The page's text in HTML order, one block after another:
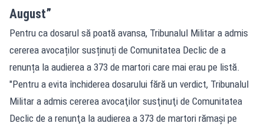
August”
Pentru ca dosarul să poată avansa, Tribunalul Militar a admis
cererea avocaților susținuți de Comunitatea Declic de a
renunța la audierea a 373 de martori care mai erau pe listă.
"Pentru a evita închiderea dosarului fără un verdict, Tribunalul
Militar a admis cererea avocaţilor susţinuţi de Comunitatea
Declic de a renunţa la audierea a 373 de martori rămaşi pe